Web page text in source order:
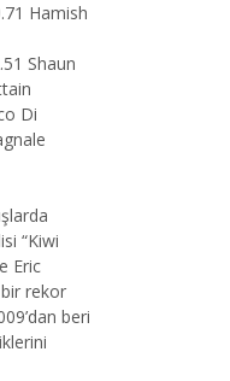
Hamish
Shaun
Di
“Kiwi
Eric
rekor
beri